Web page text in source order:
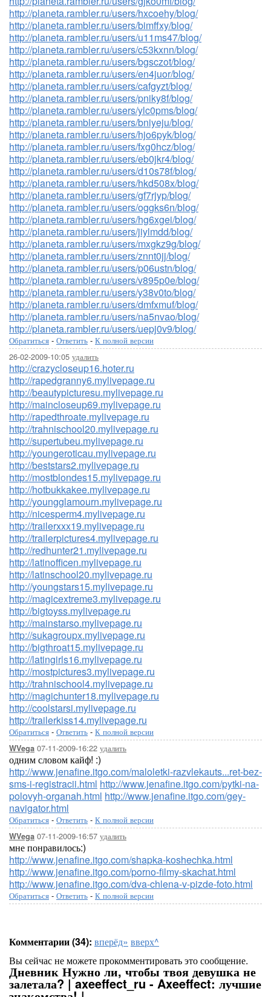
http://planeta.rambler.ru/users/hxcoehy/blog/
http://planeta.rambler.ru/users/bimffxy/blog/
http://planeta.rambler.ru/users/u11ms47/blog/
http://planeta.rambler.ru/users/c53kxnn/blog/
http://planeta.rambler.ru/users/bgsczot/blog/
http://planeta.rambler.ru/users/en4juor/blog/
http://planeta.rambler.ru/users/cafgyzt/blog/
http://planeta.rambler.ru/users/pniky8f/blog/
http://planeta.rambler.ru/users/ylc0pms/blog/
http://planeta.rambler.ru/users/bniyeju/blog/
http://planeta.rambler.ru/users/hjo6pyk/blog/
http://planeta.rambler.ru/users/fxg0hcz/blog/
http://planeta.rambler.ru/users/eb0jkr4/blog/
http://planeta.rambler.ru/users/d10s78f/blog/
http://planeta.rambler.ru/users/hkd508x/blog/
http://planeta.rambler.ru/users/gf7rjyp/blog/
http://planeta.rambler.ru/users/oggks6n/blog/
http://planeta.rambler.ru/users/hg6xgei/blog/
http://planeta.rambler.ru/users/jiylmdd/blog/
http://planeta.rambler.ru/users/mxgkz9g/blog/
http://planeta.rambler.ru/users/znnt0jj/blog/
http://planeta.rambler.ru/users/p06ustn/blog/
http://planeta.rambler.ru/users/v895p0e/blog/
http://planeta.rambler.ru/users/y38v0to/blog/
http://planeta.rambler.ru/users/dmfxmuf/blog/
http://planeta.rambler.ru/users/na5nvao/blog/
http://planeta.rambler.ru/users/uepj0v9/blog/
Обратиться - Ответить - К полной версии
26-02-2009-10:05 удалить
http://crazycloseup16.hoter.ru
http://rapedgranny6.mylivepage.ru
http://beautypicturesu.mylivepage.ru
http://maincloseup69.mylivepage.ru
http://rapedthroate.mylivepage.ru
http://trahnischool20.mylivepage.ru
http://supertubeu.mylivepage.ru
http://youngeroticau.mylivepage.ru
http://beststars2.mylivepage.ru
http://mostblondes15.mylivepage.ru
http://hotbukkakee.mylivepage.ru
http://youngglamourn.mylivepage.ru
http://nicesperm4.mylivepage.ru
http://trailerxxx19.mylivepage.ru
http://trailerpictures4.mylivepage.ru
http://redhunter21.mylivepage.ru
http://latinofficen.mylivepage.ru
http://latinschool20.mylivepage.ru
http://youngstars15.mylivepage.ru
http://magicextreme3.mylivepage.ru
http://bigtoyss.mylivepage.ru
http://mainstarso.mylivepage.ru
http://sukagroupx.mylivepage.ru
http://bigthroat15.mylivepage.ru
http://latingirls16.mylivepage.ru
http://mostpictures3.mylivepage.ru
http://trahnischool4.mylivepage.ru
http://magichunter18.mylivepage.ru
http://coolstarsi.mylivepage.ru
http://trailerkiss14.mylivepage.ru
Обратиться - Ответить - К полной версии
WVega 07-11-2009-16:22 удалить
одним словом кайф! :)
http://www.jenafine.itgo.com/maloletki-razvlekauts...ret-bez-
sms-i-registracii.html http://www.jenafine.itgo.com/pytki-na-
polovyh-organah.html http://www.jenafine.itgo.com/gey-
navigator.html
Обратиться - Ответить - К полной версии
WVega 07-11-2009-16:57 удалить
мне понравилось:)
http://www.jenafine.itgo.com/shapka-koshechka.html
http://www.jenafine.itgo.com/porno-filmy-skachat.html
http://www.jenafine.itgo.com/dva-chlena-v-pizde-foto.html
Обратиться - Ответить - К полной версии
Комментарии (34): вперёд» вверх^
Вы сейчас не можете прокомментировать это сообщение.
Дневник Нужно ли, чтобы твоя девушка не
залетала? | axeeffect_ru - Axeeffect: лучшие